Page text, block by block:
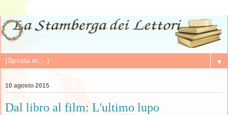
▼
10 agosto 2015
Dal libro al film: L'ultimo lupo